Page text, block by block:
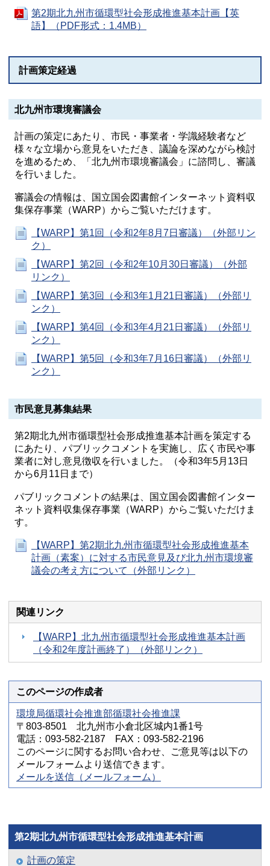
第2期北九州市循環型社会形成推進基本計画【英
語】（PDF形式：1.4MB）
計画策定経過
北九州市環境審議会
計画の策定にあたり、市民・事業者・学識経験者など
様々な立場から意見をいただき、議論を深めながら検討
を進めるため、「北九州市環境審議会」に諮問し、審議
を行いました。
審議会の情報は、国立国会図書館インターネット資料収
集保存事業（WARP）からご覧いただけます。
【WARP】第1回（令和2年8月7日審議）（外部リン
ク）
【WARP】第2回（令和2年10月30日審議）（外部
リンク）
【WARP】第3回（令和3年1月21日審議）（外部リ
ンク）
【WARP】第4回（令和3年4月21日審議）（外部リ
ンク）
【WARP】第5回（令和3年7月16日審議）（外部リ
ンク）
市民意見募集結果
第2期北九州市循環型社会形成推進基本計画を策定する
にあたり、パブリックコメントを実施し、広く市民や事
業者に対し意見徴収を行いました。（令和3年5月13日
から6月11日まで）
パブリックコメントの結果は、国立国会図書館インター
ネット資料収集保存事業（WARP）からご覧いただけま
す。
【WARP】第2期北九州市循環型社会形成推進基本
計画（素案）に対する市民意見及び北九州市環境審
議会の考え方について（外部リンク）
関連リンク
【WARP】北九州市循環型社会形成推進基本計画
（令和2年度計画終了）（外部リンク）
このページの作成者
環境局循環社会推進部循環社会推進課
〒803-8501 北九州市小倉北区城内1番1号
電話：093-582-2187 FAX：093-582-2196
このページに関するお問い合わせ、ご意見等は以下の
メールフォームより送信できます。
メールを送信（メールフォーム）
第2期北九州市循環型社会形成推進基本計画
計画の策定